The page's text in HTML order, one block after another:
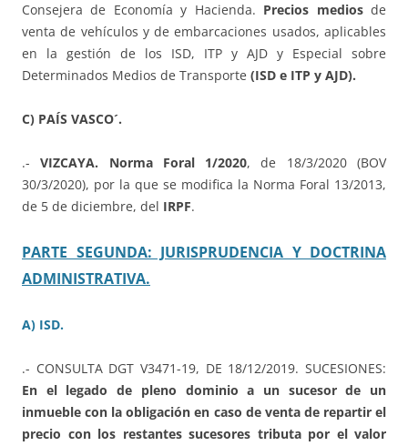
Consejera de Economía y Hacienda. Precios mediosde
venta de vehículos y de embarcaciones usados, aplicables
en la gestión de los ISD, ITP y AJD y Especial sobre
Determinados Medios de Transporte (ISD e ITP y AJD).
C) PAÍS VASCO´.
.-VIZCAYA. Norma Foral 1/2020, de 18/3/2020 (BOV
30/3/2020), por la que se modifica la Norma Foral 13/2013,
de 5 de diciembre, del IRPF.
PARTE SEGUNDA: JURISPRUDENCIA Y DOCTRINA
ADMINISTRATIVA.
A) ISD.
.- CONSULTA DGT V3471-19, DE 18/12/2019. SUCESIONES:
En el legado de pleno dominio a un sucesor de un
inmueble con la obligación en caso de venta de repartir el
precio con los restantes sucesores tributa por el valor